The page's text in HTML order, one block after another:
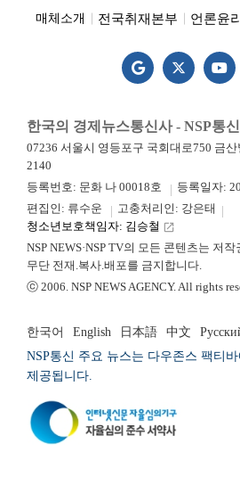
매체소개 전국취재본부 언론윤
한국의 경제뉴스통신사 - NSP통신
07236 서울시 영등포구 국회대로750 금산
2140
등록번호: 문화 나 00018호
등록일자:
편집인: 류수운
고충처리인: 강은태
청소년보호책임자: 김승철 launch
NSP NEWS·NSP TV의 모든 콘텐츠는 저
무단 전재.복사.배포를 금지합니다.
ⓒ 2006. NSP NEWS AGENCY. All rights
한국어 English 日本語 中文
NSP통신 주요 뉴스는 다우존스 팩티
제공됩니다.